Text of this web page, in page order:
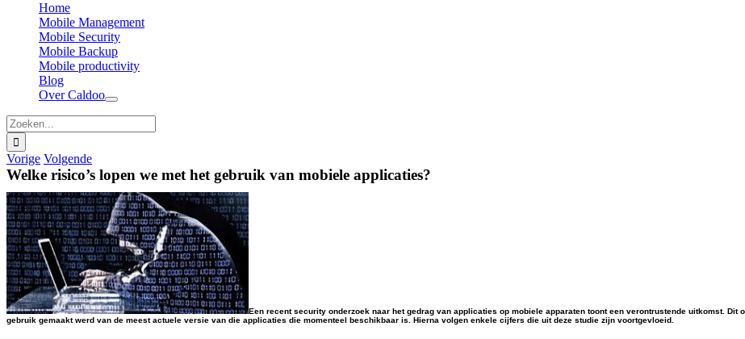
Home
Mobile Management
Mobile Security
Mobile Backup
Mobile productivity
Blog
Over Caldoo
Zoeken
naar:
Vorige Volgende
Welke risico’s lopen we met het gebruik van mobiele applicaties?
Een recent security onderzoek naar het gedrag van applicaties op mobiele apparaten toont een verontrustende uitkomst.
gebruik gemaakt werd van de meest actuele versie van die applicaties die momenteel beschikbaar is. Hierna volgen enkele cijfers die uit deze studie zijn voortgevloeid.